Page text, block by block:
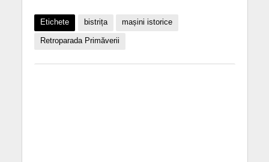
Etichete bistrița mașini istorice
Retroparada Primăverii